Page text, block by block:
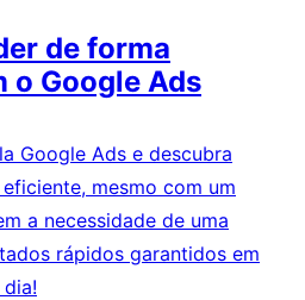
de forma
o Google Ads
Google Ads e descubra
mesmo com um
a necessidade de uma
rápidos garantidos em